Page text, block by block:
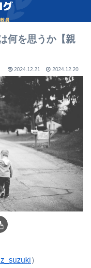
何を思うか【親
2024.12.21 2024.12.20
）